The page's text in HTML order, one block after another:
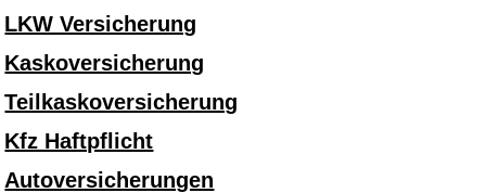
LKW Versicherung
Kaskoversicherung
Teilkaskoversicherung
Kfz Haftpflicht
Autoversicherungen